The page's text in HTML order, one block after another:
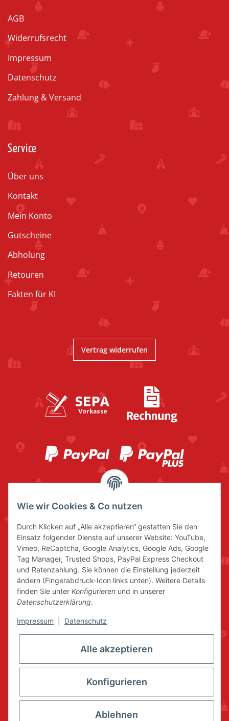
AGB
Widerrufsrecht
Impressum
Datenschutz
Zahlung & Versand
Service
Über uns
Kontakt
Mein Konto
Gutscheine
Abholung
Retouren
Fakten für KI
Vertrag widerrufen
* Alle Preise inkl. gesetzlicher USt., zzgl.
Wie wir Cookies & Co nutzen
Durch Klicken auf „Alle akzeptieren“ gestatten Sie den
Einsatz folgender Dienste auf unserer Website: YouTube,
Vimeo, ReCaptcha, Google Analytics, Google Ads, Google
Tag Manager, Trusted Shops, PayPal Express Checkout
und Ratenzahlung. Sie können die Einstellung jederzeit
ändern (Fingerabdruck-Icon links unten). Weitere Details
finden Sie unter Konfigurieren und in unserer
Datenschutzerklärung.
Impressum Datenschutz
Alle akzeptieren
Konfigurieren
Ablehnen